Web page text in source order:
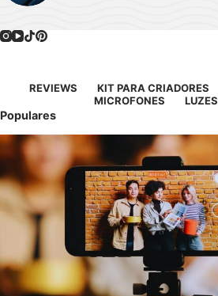
REVIEWS KIT PARA CRIADORES
MICROFONES
LUZES
Populares